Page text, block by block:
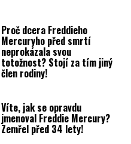
Proč dcera Freddieho
Mercuryho před smrtí
neprokázala svou
totožnost? Stojí za tím jiný
člen rodiny!
Víte, jak se opravdu
jmenoval Freddie Mercury?
Zemřel před 34 lety!